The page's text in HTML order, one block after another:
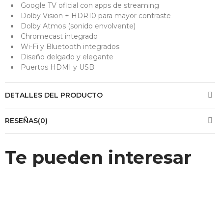
Google TV oficial con apps de streaming
Dolby Vision + HDR10 para mayor contraste
Dolby Atmos (sonido envolvente)
Chromecast integrado
Wi-Fi y Bluetooth integrados
Diseño delgado y elegante
Puertos HDMI y USB
DETALLES DEL PRODUCTO
RESEÑAS(0)
Te pueden interesar